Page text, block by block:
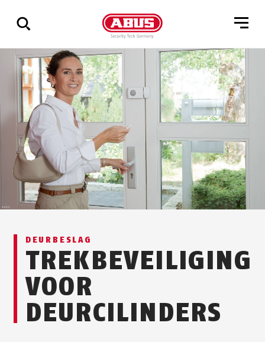
Geef
alle
resultaten
weer
DEURBESLAG
TREKBEVEILIGING
VOOR
DEURCILINDERS